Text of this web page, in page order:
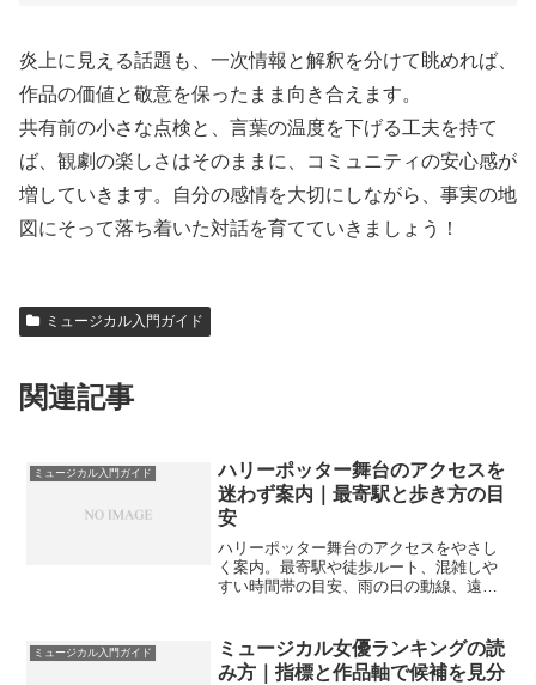
炎上に見える話題も、一次情報と解釈を分けて眺めれば、
作品の価値と敬意を保ったまま向き合えます。
共有前の小さな点検と、言葉の温度を下げる工夫を持て
ば、観劇の楽しさはそのままに、コミュニティの安心感が
増していきます。自分の感情を大切にしながら、事実の地
図にそって落ち着いた対話を育てていきましょう！
ミュージカル入門ガイド
関連記事
ミュージカル入門ガイド
ハリーポッター舞台のアクセスを
迷わず案内｜最寄駅と歩き方の目
安
ハリーポッター舞台のアクセスをやさし
く案内。最寄駅や徒歩ルート、混雑しや
すい時間帯の目安、雨の日の動線、遠方
ミュージカル入門ガイド
ミュージカル女優ランキングの読
み方｜指標と作品軸で候補を見分